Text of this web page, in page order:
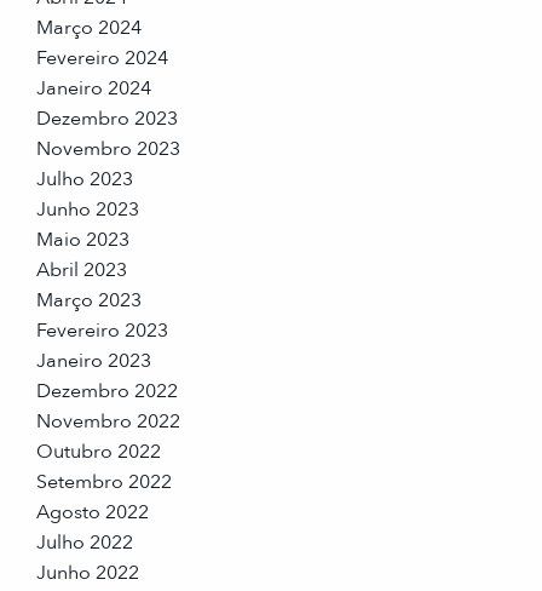
Março 2024
Fevereiro 2024
Janeiro 2024
Dezembro 2023
Novembro 2023
Julho 2023
Junho 2023
Maio 2023
Abril 2023
Março 2023
Fevereiro 2023
Janeiro 2023
Dezembro 2022
Novembro 2022
Outubro 2022
Setembro 2022
Agosto 2022
Julho 2022
Junho 2022